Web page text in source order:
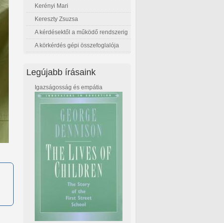
Kerényi Mari
Kereszty Zsuzsa
A kérdésektől a működő rendszerig
A körkérdés gépi összefoglalója
Legújabb írásaink
Igazságosság és empátia